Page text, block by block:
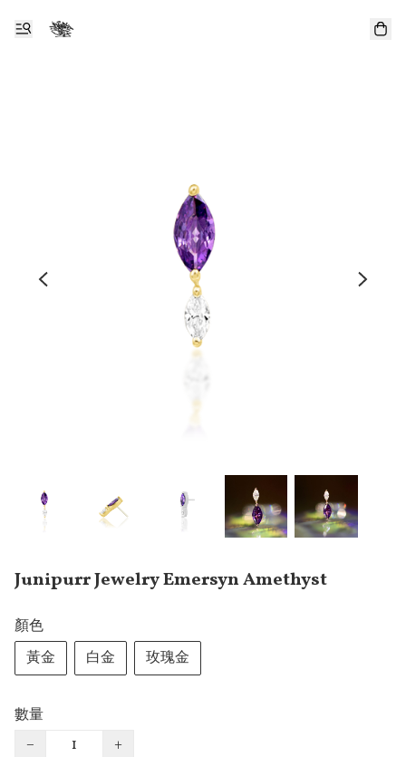
Junipurr Jewelry Emersyn Amethyst
顏色
黃金
白金 玫瑰金
數量
−
+